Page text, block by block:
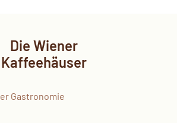
Die Wiener
Kaffeehäuser
Gastronomie